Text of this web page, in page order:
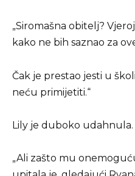
„Siromašna obitelj?
kako ne bih saznao za
Čak je prestao jesti u
neću primijetiti.“
Lily je duboko udahnula.
„Ali zašto mu